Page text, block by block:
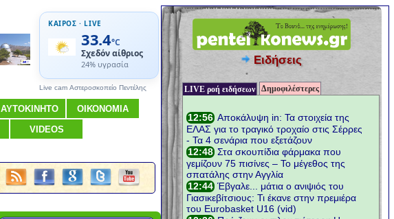
ΚΑΙΡΟΣ · LIVE
33.4°C
Σχεδόν αίθριος
24% υγρασία
Live cam Αστεροσκοπείο Πεντέλης
ΑΥΤΟΚΙΝΗΤΟ ΟΙΚΟΝΟΜΙΑ
VIDEOS
Ειδήσεις
LIVE ροή ειδήσεων Δημοφιλέστερες